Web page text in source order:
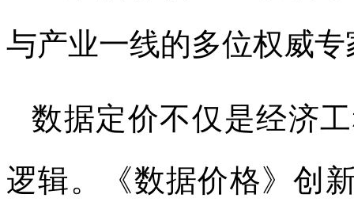
与产业一线的多位权威
数据定价不仅是经济
逻辑。《数据价格》创